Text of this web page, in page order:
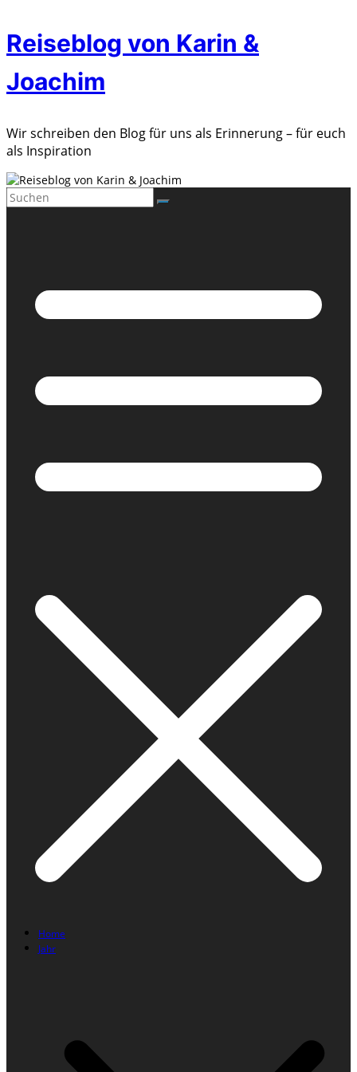
Zum
Inhalt
springen
Reiseblog von Karin &
Joachim
Wir schreiben den Blog für uns als Erinnerung – für euch
als Inspiration
Home
Jahr